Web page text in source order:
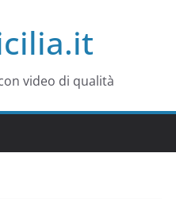
video di qualità